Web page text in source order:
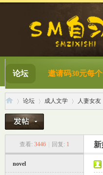
论坛 邀请码30元每
论坛
›
成人文学
›
人妻女友
›
查看: 3446 回复: 1
novel